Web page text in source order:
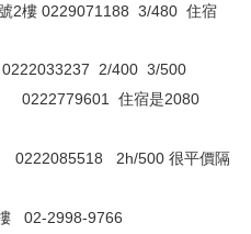
2樓 0229071188 3/480 住宿
2/400 3/500
0222779601 住宿是2080
222085518 2h/500 很平價隔
02-2998-9766